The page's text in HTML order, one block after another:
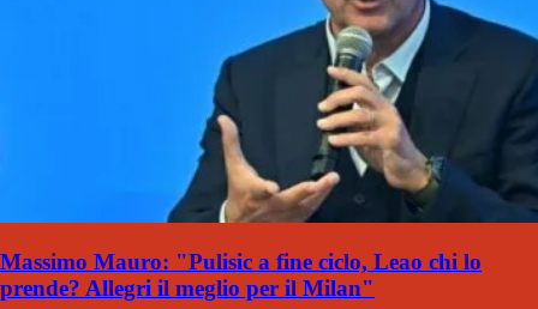
Massimo Mauro: "Pulisic a fine ciclo, Leao chi lo
prende? Allegri il meglio per il Milan"